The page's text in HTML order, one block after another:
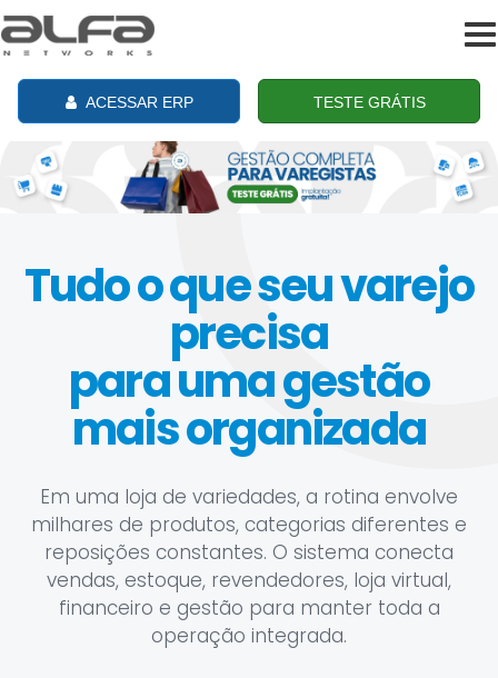
ACESSAR ERP TESTE GRÁTIS
Tudo o que seu varejo
precisa
para uma gestão
mais organizada
Em uma loja de variedades, a rotina envolve
milhares de produtos, categorias diferentes e
reposições constantes. O sistema conecta
vendas, estoque, revendedores, loja virtual,
financeiro e gestão para manter toda a
operação integrada.